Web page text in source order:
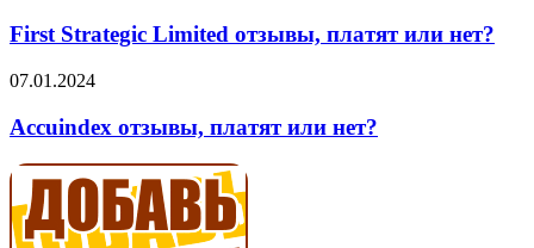
Limited
платят
нет?
First Strategic Limited отзывы, платят или нет?
Accuindex
платят
или
нет?
07.01.2024
Accuindex отзывы, платят или нет?